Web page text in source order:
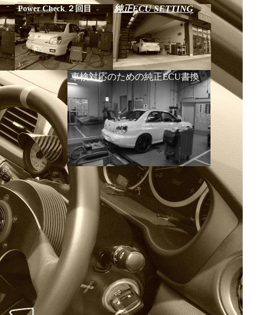
Power Check ２回目 純正ECU SETTING
車検対応のための純正ECU書換